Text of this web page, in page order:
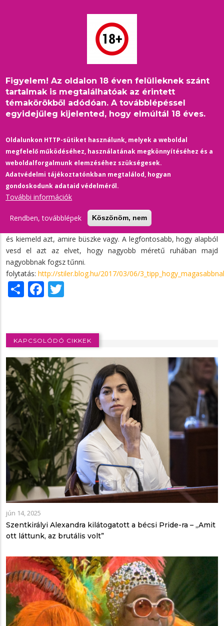
Figyelem! Az oldalon 18 éven felülieknek szánt
tartalmak is megtalálhatóak az érintett
témakörökből adódóan. A továbblépéssel
egyidejűleg kijelented, hogy elmúltál 18 éves.
Oldalunkon HTTP-sütiket használunk, melyek a weboldal
megfelelő működéséhez, használatának megkönnyítéséhez és a
weboldalforgalmunk elemzéséhez szükségesek.
Adatvédelmi tájékoztatónkban megtalálod, hogyan
gondoskodunk adataid védelméről.
További információk
Rendben, továbblépek Köszönöm, nem
Morzsa
Címlap /2017 / Stílus-Divat /
3 TIPP, HOGY MAGASABBNAK TŰNJ
3 TIPP, HOGY MAGASABBNAK
TŰNJ
03/06/2017-0 Hozzászólások
A jó megjelenéshez szükség van ízlésre, stílusra és arra, hogy jól
úgy tudod összeállítani a napi szettedet, hogy rejtve marad
minden olyan hiba, amit a kíváncsi tekintetek hamar kiszúrnának,
és kiemeld azt, amire büszke vagy. A legfontosabb, hogy alapból
vesd el azt az elvet, hogy nagyobb méretű ruhában majd
nagyobbnak fogsz tűnni.
folytatás: http://stiler.blog.hu/2017/03/06/
ShareFacebook
KAPCSOLÓDÓ CIKKEK
jún 14, 2025
Szentkirályi Alexandra kilátogatott a bécsi Pride-ra – „Amit
ott láttunk, az brutális volt”